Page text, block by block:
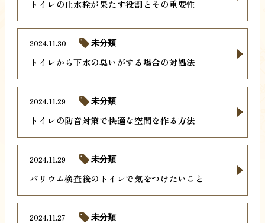
トイレの止水栓が果たす役割とその重要性
トイレから下水の臭いがする場合の対処法
2024.11.30 未分類
トイレの防音対策で快適な空間を作る方法
2024.11.29 未分類
バリウム検査後のトイレで気をつけたいこと
2024.11.29 未分類
2024.11.27 未分類